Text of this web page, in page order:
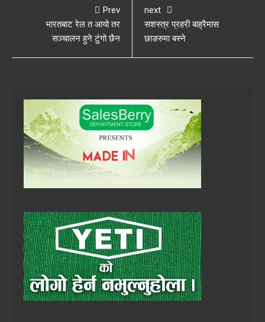
Prev
भारतबाट रेल त आयो तर
सञ्चालन हुने टुंगो छैन
next
सशस्त्र प्रहरी बाह्रैमास
छाङरुमा बस्ने